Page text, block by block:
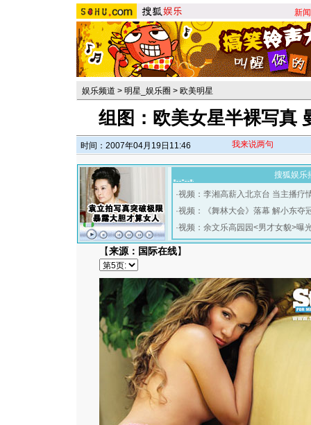
新闻
娱乐频道 > 明星_娱乐圈 > 欧美明星
组图：欧美女星半裸写真
时间：2007年04月19日11:46 我来说两句
搜狐娱乐
·视频：李湘高薪入北京台 当主播疗
·视频：《舞林大会》落幕 解小东夺
·视频：余文乐高园园<男才女貌>曝
【来源：国际在线】